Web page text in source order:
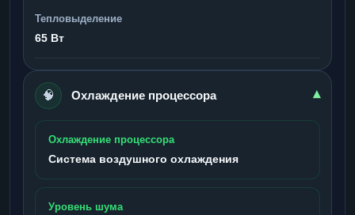
Тепловыделение
65 Вт
🧠 Охлаждение процессора ▾
Охлаждение процессора
Система воздушного охлаждения
Уровень шума